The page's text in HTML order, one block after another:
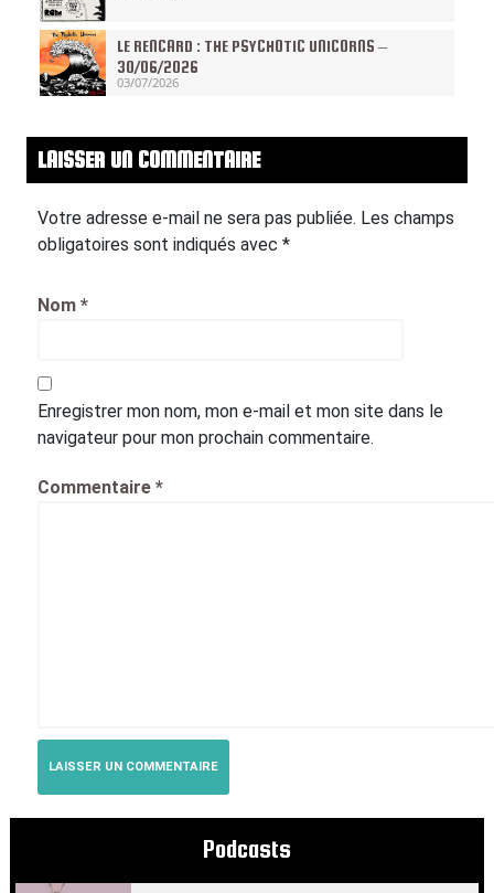
LE RENCARD : THE PSYCHOTIC UNICORNS –
30/06/2026
03/07/2026
LAISSER UN COMMENTAIRE
Votre adresse e-mail ne sera pas publiée. Les champs
obligatoires sont indiqués avec *
Nom *
Enregistrer mon nom, mon e-mail et mon site dans le
navigateur pour mon prochain commentaire.
Commentaire *
Podcasts